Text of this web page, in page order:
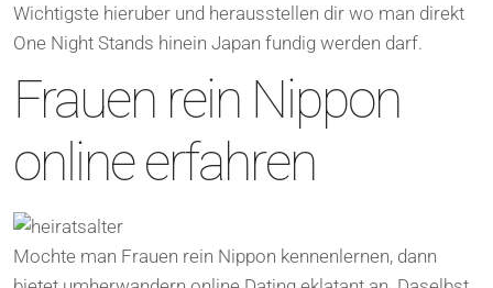
Wichtigste hieruber und herausstellen dir wo man direkt
One Night Stands hinein Japan fundig werden darf.
Frauen rein Nippon
online erfahren
Mochte man Frauen rein Nippon kennenlernen, dann